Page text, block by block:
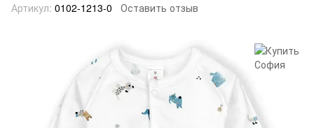
Артикул: 0102-1213-0 Оставить отзыв